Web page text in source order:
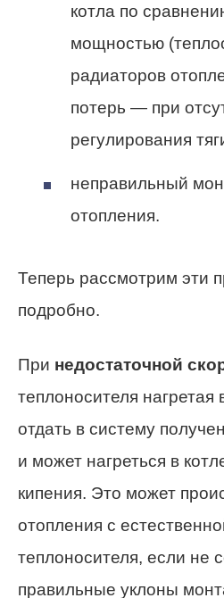
котла по
мощностью
радиаторов
потерь — при
регулирования
неправильный
отопления.
Теперь рассмотрим эти
подробно.
При недостаточной
теплоносителя нагретая
отдать в систему
и может нагреться в
кипения. Это может
отопления с
теплоносителя, если не
правильные уклоны